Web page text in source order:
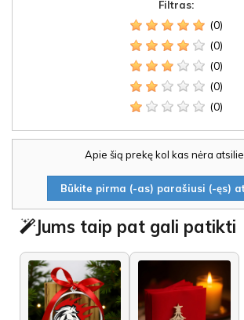
Filtras:
(0)
(0)
(0)
(0)
(0)
Apie šią prekę kol kas nėra
Būkite pirma (-as) parašiusi (-ęs)
Jums taip pat gali patikti